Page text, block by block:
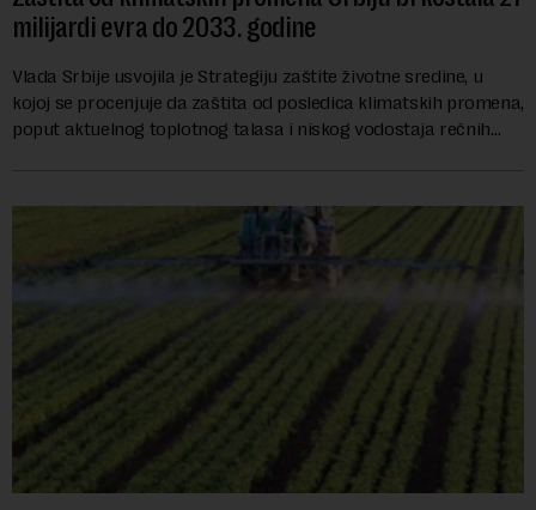
milijardi evra do 2033. godine
Vlada Srbije usvojila je Strategiju zaštite životne sredine, u
kojoj se procenjuje da zaštita od posledica klimatskih promena,
poput aktuelnog toplotnog talasa i niskog vodostaja rečnih